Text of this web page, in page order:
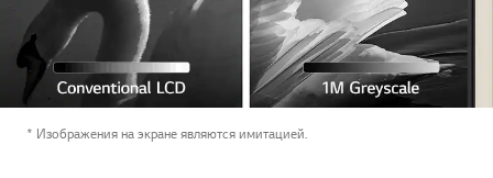
* Изображения на экране являются имитацией.